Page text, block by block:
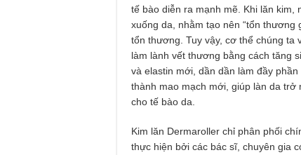
tế bào diễn ra mạnh mẽ. Khi lăn kim,
xuống da, nhằm tạo nên “tổn thương
tổn thương. Tuy vậy, cơ thể chúng ta
làm lành vết thương bằng cách tăng
và elastin mới, dần dần làm đầy
thành mao mạch mới, giúp làn da
cho tế bào da.
Kim lăn Dermaroller chỉ phân phối
thực hiện bởi các bác sĩ, chuyên gia